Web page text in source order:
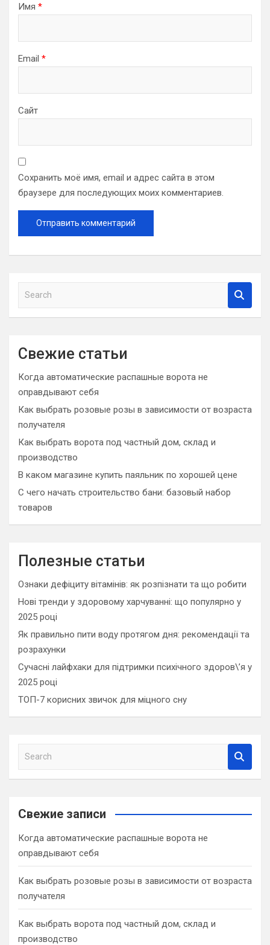
Имя *
Email *
Сайт
Сохранить моё имя, email и адрес сайта в этом
браузере для последующих моих комментариев.
a
c
Свежие статьи
Когда автоматические распашные ворота не
оправдывают себя
Как выбрать розовые розы в зависимости от возраста
получателя
Как выбрать ворота под частный дом, склад и
производство
В каком магазине купить паяльник по хорошей цене
С чего начать строительство бани: базовый набор
товаров
Полезные статьи
Ознаки дефіциту вітамінів: як розпізнати та що робити
Нові тренди у здоровому харчуванні: що популярно у
2025 році
Як правильно пити воду протягом дня: рекомендації та
розрахунки
Сучасні лайфхаки для підтримки психічного здоров\’я у
2025 році
ТОП-7 корисних звичок для міцного сну
a
c
Свежие записи
Когда автоматические распашные ворота не
оправдывают себя
Как выбрать розовые розы в зависимости от возраста
получателя
Как выбрать ворота под частный дом, склад и
производство